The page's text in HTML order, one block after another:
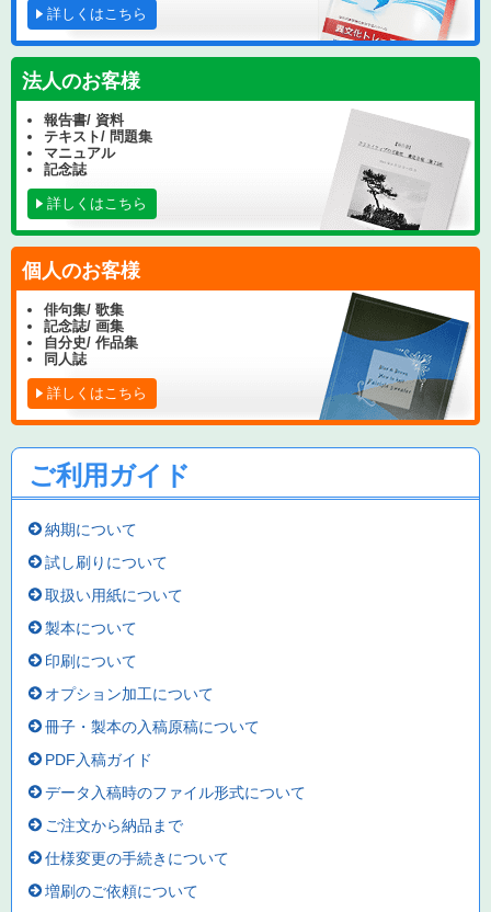
詳しくはこちら
法人のお客様
報告書/ 資料
テキスト/ 問題集
マニュアル
記念誌
詳しくはこちら
個人のお客様
俳句集/ 歌集
記念誌/ 画集
自分史/ 作品集
同人誌
詳しくはこちら
ご利用ガイド
納期について
試し刷りについて
取扱い用紙について
製本について
印刷について
オプション加工について
冊子・製本の入稿原稿について
PDF入稿ガイド
データ入稿時のファイル形式について
ご注文から納品まで
仕様変更の手続きについて
増刷のご依頼について